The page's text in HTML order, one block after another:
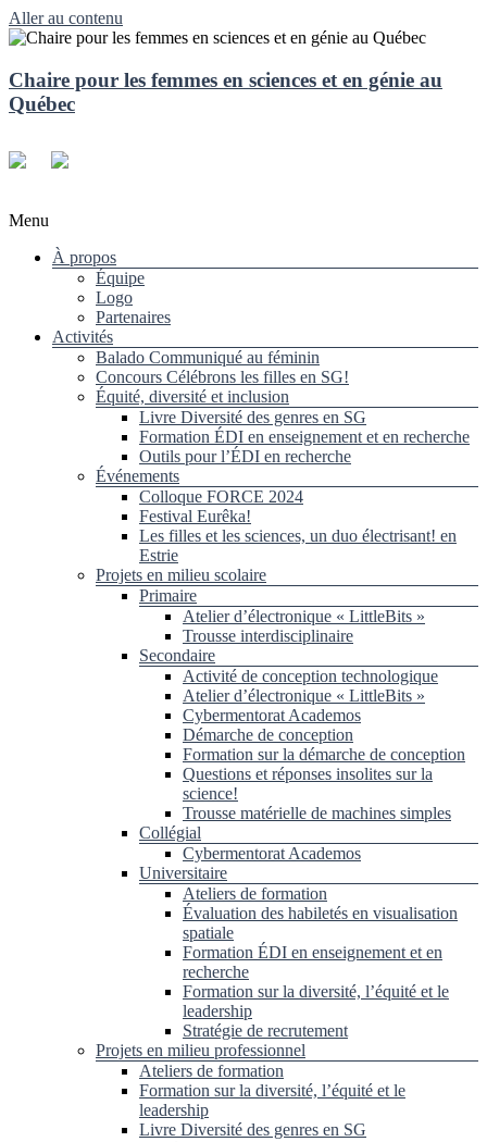
Aller au contenu
Chaire pour les femmes en sciences et en génie au
Québec
Menu
À propos
Équipe
Logo
Partenaires
Activités
Balado Communiqué au féminin
Concours Célébrons les filles en SG!
Équité, diversité et inclusion
Livre Diversité des genres en SG
Formation ÉDI en enseignement et en recherche
Outils pour l’ÉDI en recherche
Événements
Colloque FORCE 2024
Festival Eurêka!
Les filles et les sciences, un duo électrisant! en
Estrie
Projets en milieu scolaire
Primaire
Atelier d’électronique « LittleBits »
Trousse interdisciplinaire
Secondaire
Activité de conception technologique
Atelier d’électronique « LittleBits »
Cybermentorat Academos
Démarche de conception
Formation sur la démarche de conception
Questions et réponses insolites sur la
science!
Trousse matérielle de machines simples
Collégial
Cybermentorat Academos
Universitaire
Ateliers de formation
Évaluation des habiletés en visualisation
spatiale
Formation ÉDI en enseignement et en
recherche
Formation sur la diversité, l’équité et le
leadership
Stratégie de recrutement
Projets en milieu professionnel
Ateliers de formation
Formation sur la diversité, l’équité et le
leadership
Livre Diversité des genres en SG